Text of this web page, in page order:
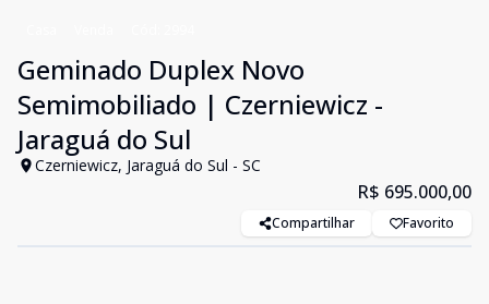
Geminado Duplex Novo
Semimobiliado | Czerniewicz -
Jaraguá do Sul
Czerniewicz, Jaraguá do Sul - SC
R$ 695.000,00
Compartilhar Favorito